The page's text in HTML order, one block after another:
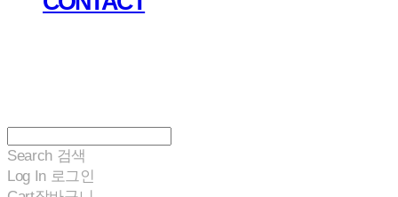
Search 검색
Log In 로그인